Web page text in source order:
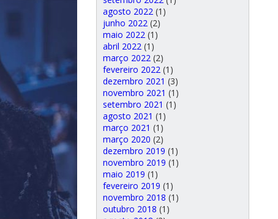
agosto 2022 (1)
junho 2022 (2)
maio 2022 (1)
abril 2022 (1)
março 2022 (2)
fevereiro 2022 (1)
dezembro 2021 (3)
novembro 2021 (1)
setembro 2021 (1)
agosto 2021 (1)
março 2021 (1)
março 2020 (2)
dezembro 2019 (1)
novembro 2019 (1)
maio 2019 (1)
fevereiro 2019 (1)
novembro 2018 (1)
outubro 2018 (1)